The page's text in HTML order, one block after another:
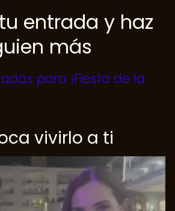
entrada y haz
más
para ¡Fiesta de la
vivirlo a ti